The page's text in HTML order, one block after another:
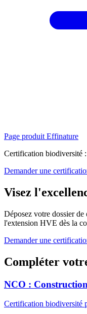
Page produit Effinature
Certification biodiversité
Demander une
Visez
Déposez votre dossier
l'extension HVE dès la
Demander une
Compléter
NCO :
Certification biodiversité